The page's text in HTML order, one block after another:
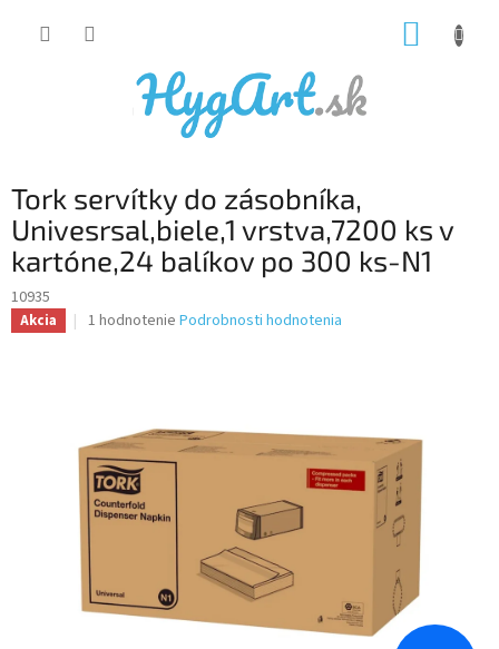
Tork servítky do zásobníka,
Univesrsal,biele,1 vrstva,7200 ks v
kartóne,24 balíkov po 300 ks-N1
10935
Akcia
Priemerné
5
hviezdičiek.
1 hodnotenie Podrobnosti hodnotenia